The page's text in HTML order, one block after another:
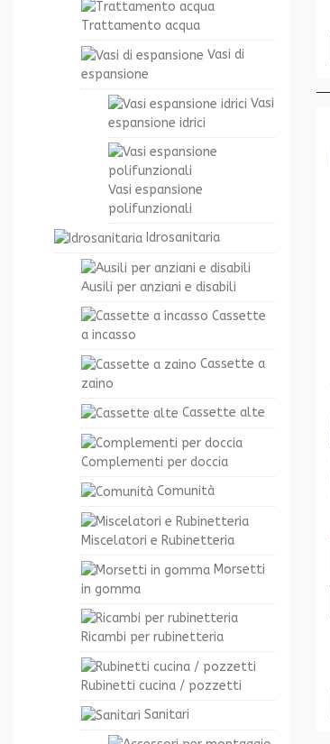
Trattamento acqua
Vasi di
espansione
Vasi
espansione idrici
Vasi espansione
polifunzionali
Idrosanitaria
Ausili per anziani e disabili
Cassette
a incasso
Cassette a
zaino
Cassette alte
Complementi per doccia
Comunità
Miscelatori e Rubinetteria
Morsetti
in gomma
Ricambi per rubinetteria
Rubinetti cucina / pozzetti
Sanitari